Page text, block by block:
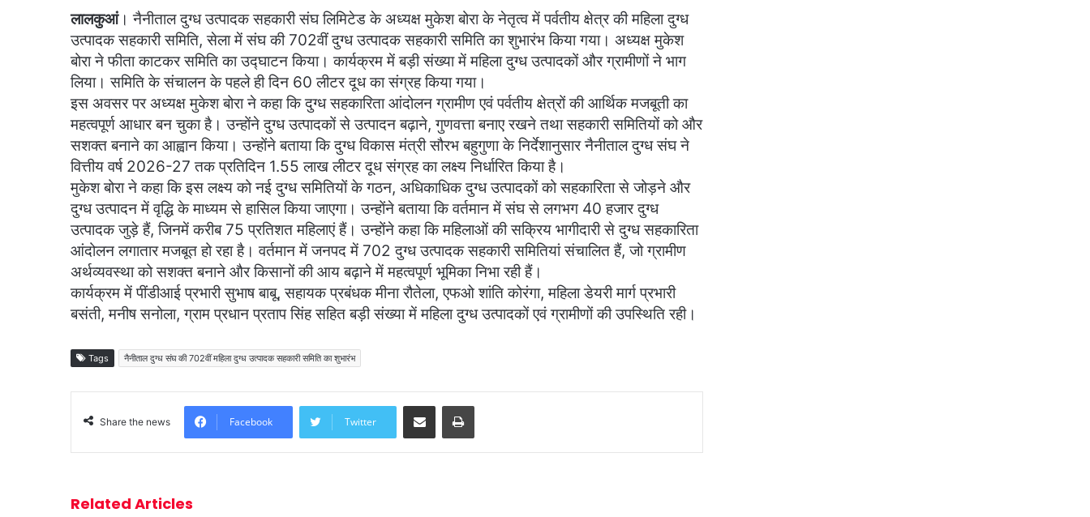
लालकुआं। नैनीताल दुग्ध उत्पादक सहकारी संघ लिमिटेड के अध्यक्ष मुकेश बोरा के नेतृत्व में पर्वतीय क्षेत्र की महिला दुग्ध
उत्पादक सहकारी समिति, सेला में संघ की 702वीं दुग्ध उत्पादक सहकारी समिति का शुभारंभ किया गया। अध्यक्ष मुकेश
बोरा ने फीता काटकर समिति का उद्घाटन किया। कार्यक्रम में बड़ी संख्या में महिला दुग्ध उत्पादकों और ग्रामीणों ने भाग
लिया। समिति के संचालन के पहले ही दिन 60 लीटर दूध का संग्रह किया गया।
इस अवसर पर अध्यक्ष मुकेश बोरा ने कहा कि दुग्ध सहकारिता आंदोलन ग्रामीण एवं पर्वतीय क्षेत्रों की आर्थिक मजबूती का
महत्वपूर्ण आधार बन चुका है। उन्होंने दुग्ध उत्पादकों से उत्पादन बढ़ाने, गुणवत्ता बनाए रखने तथा सहकारी समितियों को और
सशक्त बनाने का आह्वान किया। उन्होंने बताया कि दुग्ध विकास मंत्री सौरभ बहुगुणा के निर्देशानुसार नैनीताल दुग्ध संघ ने
वित्तीय वर्ष 2026-27 तक प्रतिदिन 1.55 लाख लीटर दूध संग्रह का लक्ष्य निर्धारित किया है।
मुकेश बोरा ने कहा कि इस लक्ष्य को नई दुग्ध समितियों के गठन, अधिकाधिक दुग्ध उत्पादकों को सहकारिता से जोड़ने और
दुग्ध उत्पादन में वृद्धि के माध्यम से हासिल किया जाएगा। उन्होंने बताया कि वर्तमान में संघ से लगभग 40 हजार दुग्ध
उत्पादक जुड़े हैं, जिनमें करीब 75 प्रतिशत महिलाएं हैं। उन्होंने कहा कि महिलाओं की सक्रिय भागीदारी से दुग्ध सहकारिता
आंदोलन लगातार मजबूत हो रहा है। वर्तमान में जनपद में 702 दुग्ध उत्पादक सहकारी समितियां संचालित हैं, जो ग्रामीण
अर्थव्यवस्था को सशक्त बनाने और किसानों की आय बढ़ाने में महत्वपूर्ण भूमिका निभा रही हैं।
कार्यक्रम में पींडीआई प्रभारी सुभाष बाबू, सहायक प्रबंधक मीना रौतेला, एफओ शांति कोरंगा, महिला डेयरी मार्ग प्रभारी
बसंती, मनीष सनोला, ग्राम प्रधान प्रताप सिंह सहित बड़ी संख्या में महिला दुग्ध उत्पादकों एवं ग्रामीणों की उपस्थिति रही।
Tags नैनीताल दुग्ध संघ की 702वीं महिला दुग्ध उत्पादक सहकारी समिति का शुभारंभ
Share the news Facebook Twitter
Share via Email Print
Related Articles